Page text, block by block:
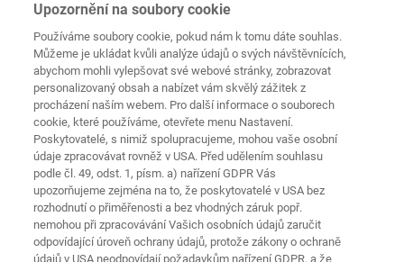
Domovská
stránka Kontakt Tiráž
Ochrana
osobních
Pravidla a
podmínky
Zásady
používání
souborů
cookie Přihlásit
Prohlášení o
bezbariérovosti
Nastavení souborů cookies
Upozornění na soubory cookie
Používáme soubory cookie, pokud nám k tomu dáte souhlas.
Můžeme je ukládat kvůli analýze údajů o svých návštěvnících,
abychom mohli vylepšovat své webové stránky, zobrazovat
personalizovaný obsah a nabízet vám skvělý zážitek z
procházení naším webem. Pro další informace o souborech
cookie, které používáme, otevřete menu Nastavení.
Poskytovatelé, s nimiž spolupracujeme, mohou vaše osobní
údaje zpracovávat rovněž v USA. Před udělením souhlasu
podle čl. 49, odst. 1, písm. a) nařízení GDPR Vás
upozorňujeme zejména na to, že poskytovatelé v USA bez
rozhodnutí o přiměřenosti a bez vhodných záruk popř.
nemohou při zpracovávání Vašich osobních údajů zaručit
odpovídající úroveň ochrany údajů, protože zákony o ochraně
údajů v USA neodpovídají požadavkům nařízení GDPR, a že